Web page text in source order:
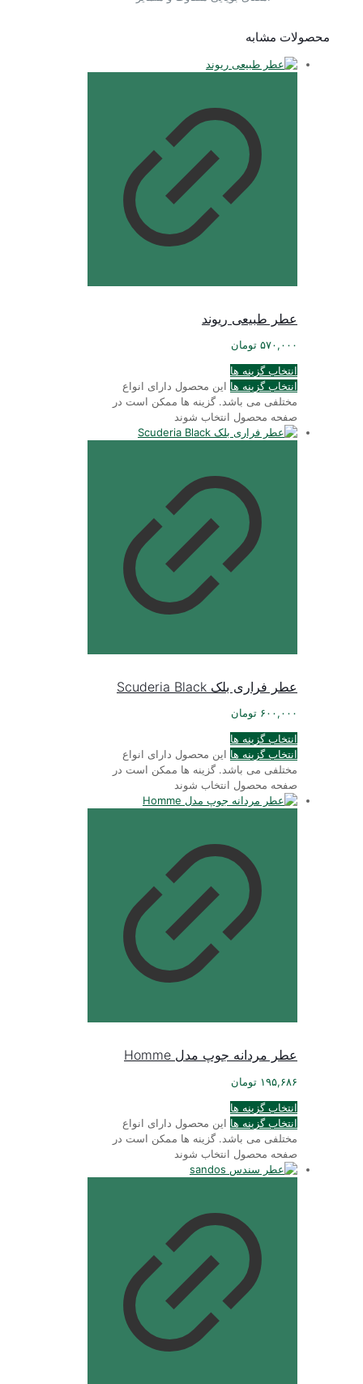
محصولات مشابه
عطر طبیعی ریوند
۵۷۰,۰۰۰ تومان
انتخاب گزینه ها
انتخاب گزینه ها این محصول دارای انواع
مختلفی می باشد. گزینه ها ممکن است در
صفحه محصول انتخاب شوند
عطر فراری بلک Scuderia Black
۶۰۰,۰۰۰ تومان
انتخاب گزینه ها
انتخاب گزینه ها این محصول دارای انواع
مختلفی می باشد. گزینه ها ممکن است در
صفحه محصول انتخاب شوند
عطر مردانه جوپ مدل Homme
۱۹۵,۶۸۶ تومان
انتخاب گزینه ها
انتخاب گزینه ها این محصول دارای انواع
مختلفی می باشد. گزینه ها ممکن است در
صفحه محصول انتخاب شوند